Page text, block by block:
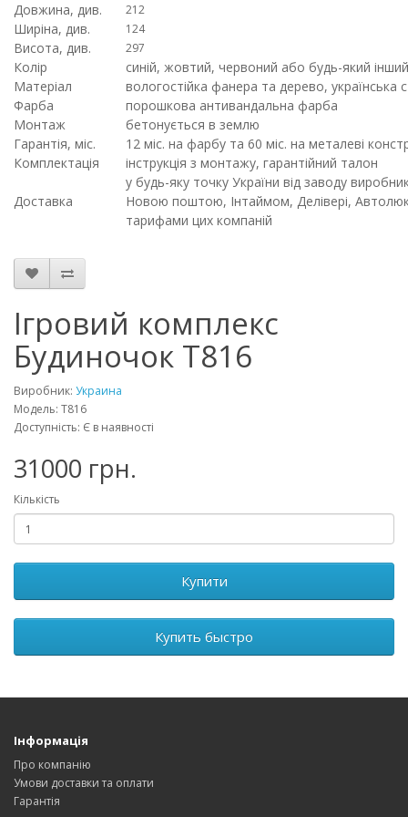
Довжина, див.
212
Ширіна, див. 124
Висота, див. 297
Колір
синій, жовтий, червоний або будь-який
Матеріал
вологостійка фанера та дерево, українська
Фарба
порошкова антивандальна фарба
Монтаж
бетонується в землю
Гарантія, міс.
12 міс. на фарбу та 60 міс. на металеві
Комплектація
інструкція з монтажу, гарантійний талон
Доставка
у будь-яку точку України від заводу
Новою поштою, Інтаймом, Делівері,
тарифами цих компаній
Ігровий комплекс
Будиночок T816
Виробник: Украина
Модель: T816
Доступність: Є в наявності
31000 грн.
Кількість
Купити
Купить быстро
Інформація
Про компанію
Умови доставки та оплати
Гарантія